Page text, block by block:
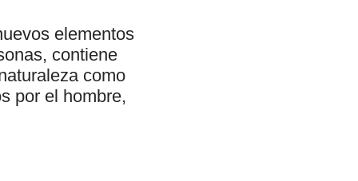
elementos
contiene
como
por el hombre,